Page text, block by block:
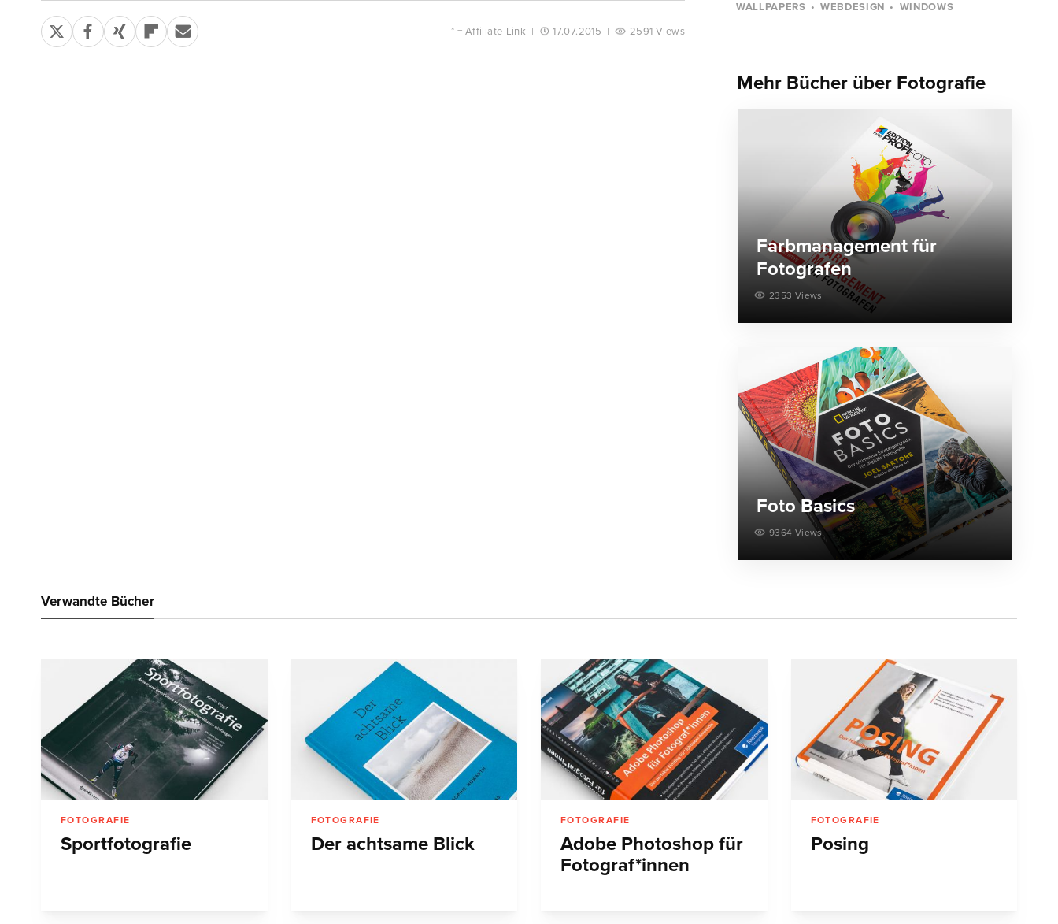
* = Affiliate-Link | 17.07.2015 | 2591 Views
WALLPAPERS
WEBDESIGN WINDOWS
Mehr Bücher über Fotografie
Farbmanagement für
Fotografen
2353 Views
Foto Basics
9364 Views
Verwandte Bücher
FOTOGRAFIE
Sportfotografie
FOTOGRAFIE
Der achtsame Blick
FOTOGRAFIE
Adobe Photoshop für
Fotograf*innen
FOTOGRAFIE
Posing